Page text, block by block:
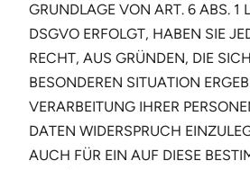
GRUNDLAGE VON ART. 6 ABS. 1
DSGVO ERFOLGT, HABEN SIE
RECHT, AUS GRÜNDEN, DIE
BESONDEREN SITUATION
VERARBEITUNG IHRER
DATEN WIDERSPRUCH
AUCH FÜR EIN AUF DIESE